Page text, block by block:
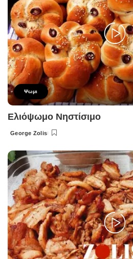
Ψωμι
Ελιόψωμο Νηστίσιμο
Posted
George Zolis